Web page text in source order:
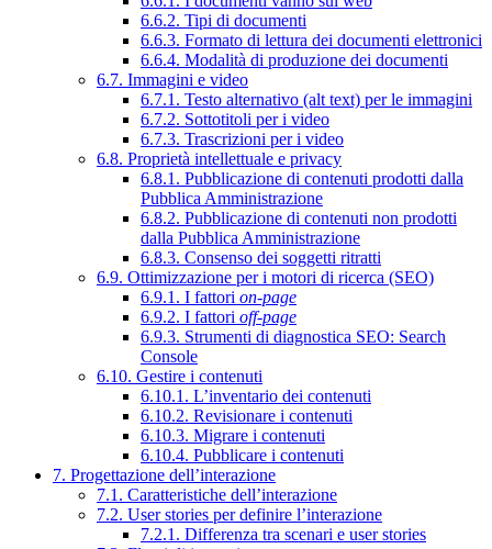
6.6.2. Tipi di documenti
6.6.3. Formato di lettura dei documenti elettronici
6.6.4. Modalità di produzione dei documenti
6.7. Immagini e video
6.7.1. Testo alternativo (alt text) per le immagini
6.7.2. Sottotitoli per i video
6.7.3. Trascrizioni per i video
6.8. Proprietà intellettuale e privacy
6.8.1. Pubblicazione di contenuti prodotti dalla
Pubblica Amministrazione
6.8.2. Pubblicazione di contenuti non prodotti
dalla Pubblica Amministrazione
6.8.3. Consenso dei soggetti ritratti
6.9. Ottimizzazione per i motori di ricerca (SEO)
6.9.1. I fattori on-page
6.9.2. I fattori off-page
6.9.3. Strumenti di diagnostica SEO: Search
Console
6.10. Gestire i contenuti
6.10.1. L’inventario dei contenuti
6.10.2. Revisionare i contenuti
6.10.3. Migrare i contenuti
6.10.4. Pubblicare i contenuti
7. Progettazione dell’interazione
7.1. Caratteristiche dell’interazione
7.2. User stories per definire l’interazione
7.2.1. Differenza tra scenari e user stories